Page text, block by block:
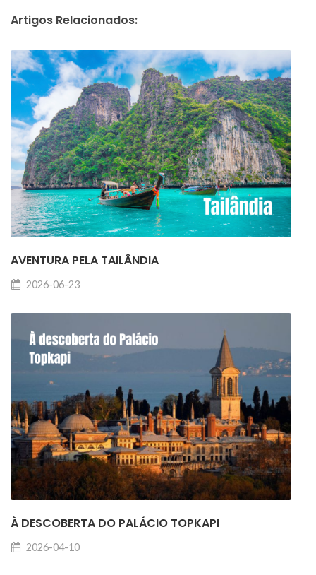
Artigos Relacionados:
AVENTURA PELA TAILÂNDIA
2026-06-23
À DESCOBERTA DO PALÁCIO TOPKAPI
2026-04-10